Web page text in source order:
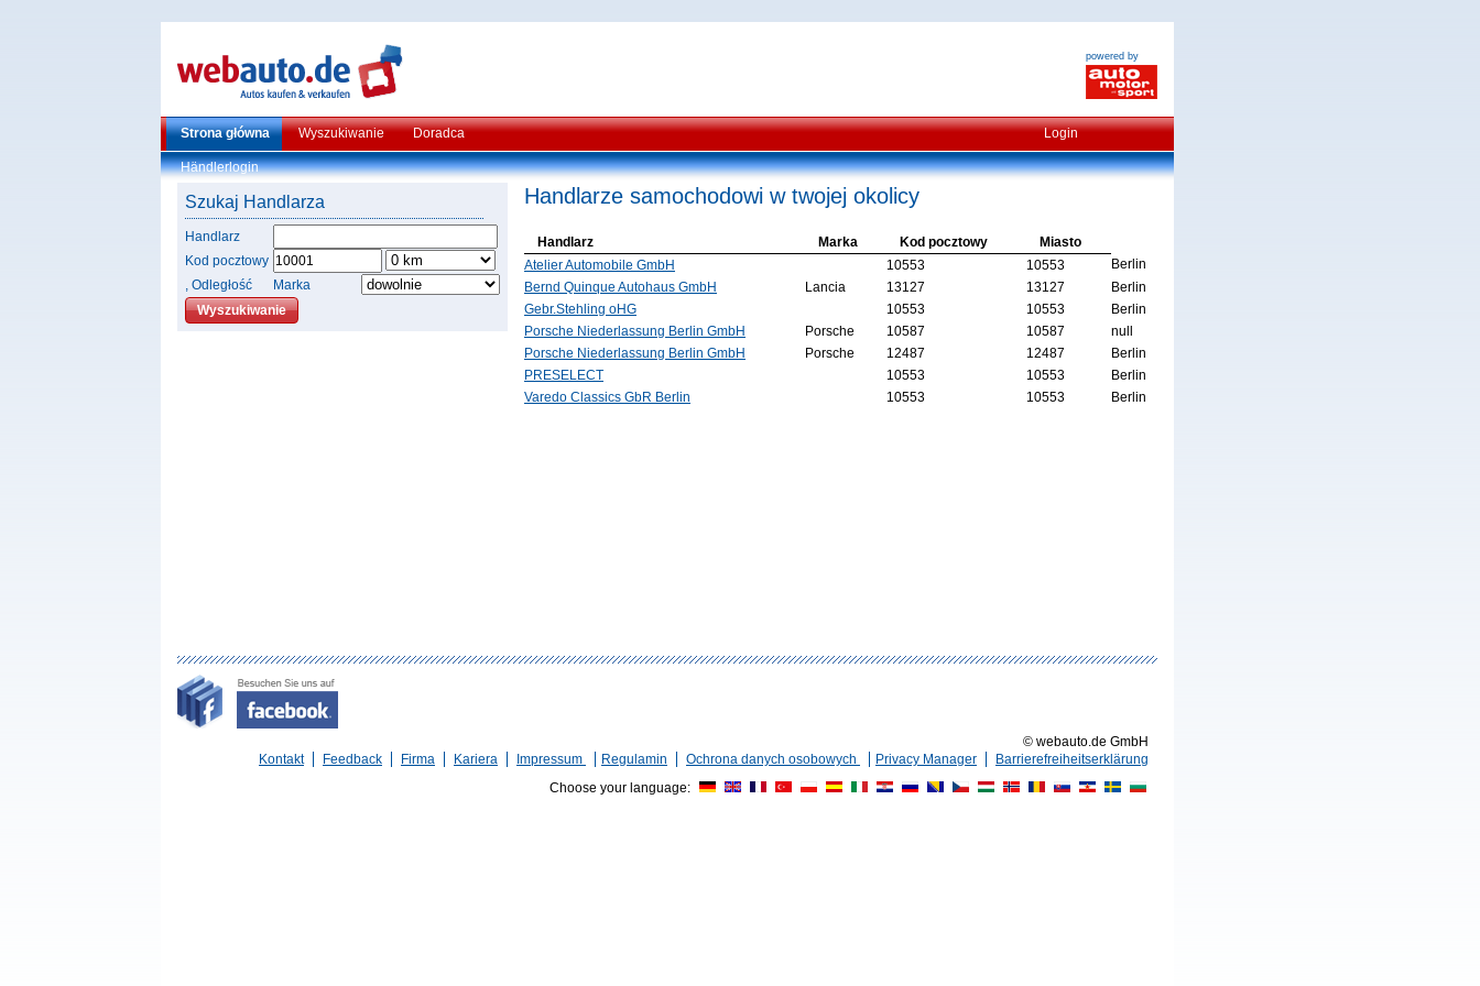
powered by
Strona główna Wyszukiwanie Doradca Login
Händlerlogin
Szukaj Handlarza
Handlarz
Kod pocztowy
, Odległość
Marka
Handlarze samochodowi w twojej okolicy
Handlarz Marka Kod pocztowy
Miasto
Atelier Automobile GmbH
10553 10553
Berlin
Bernd Quinque Autohaus GmbH
Lancia 13127 13127
Berlin
Gebr.Stehling oHG
10553 10553
Berlin
Porsche Niederlassung Berlin GmbH
Porsche 10587 10587
null
Porsche Niederlassung Berlin GmbH
Porsche 12487 12487
Berlin
PRESELECT
10553 10553
Berlin
Varedo Classics GbR Berlin
10553 10553 Berlin
© webauto.de GmbH
Kontakt
Feedback Firma Kariera Impressum Regulamin Ochrona danych osobowych Privacy Manager
Barrierefreiheitserklärung
Choose your language: